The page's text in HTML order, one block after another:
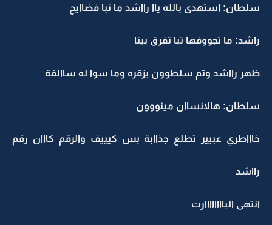
سلطان: استهدى بالله ياا رااشد ما نبا فضاايح
راشد: ما تجووفها تبا تفرق بينا
ظهر رااشد وتم سلطوون يزقره وما سوا له ساالفة
سلطان: هالانساان مينووون
خاااطري عبيير تطلع جذاابة بس كيييف والرقم كااان رقم
رااشد
انتهى الباااااااارت